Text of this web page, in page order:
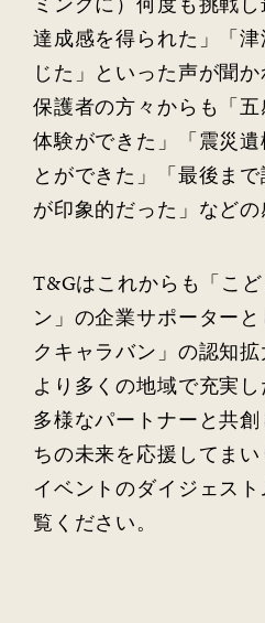
達成感を得られた」「
じた」といった声が聞か
保護者の方々からも「
体験ができた」「震災
とができた」「最後ま
が印象的だった」などの
T&Gはこれからも「こ
ン」の企業サポーター
クキャラバン」の認知拡
より多くの地域で充実
多様なパートナーと共
ちの未来を応援してまい
イベントのダイジェス
覧ください。